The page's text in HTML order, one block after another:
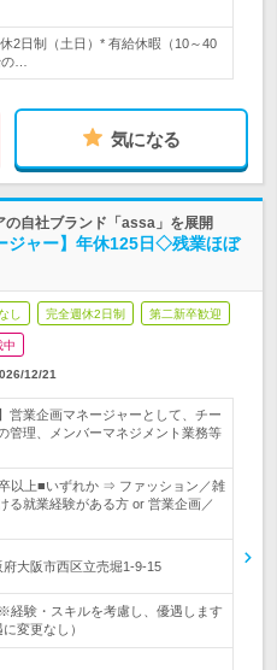
2日制（土日）* 有給休暇（10～40
…
気になる
の自社ブランド「assa」を展開
ジャー】年休125日◇残業ほぼ
し 完全週休2日制 第二新卒歓迎
中
12/21
営業企画マネージャーとして、チー
管理、メンバーマネジメント業務等
以上■いずれか ⇒ ファッション／雑
る就業経験がある方 or 営業企画／
府大阪市西区立売堀1-9-15
経験・スキルを考慮し、優遇します
変更なし）